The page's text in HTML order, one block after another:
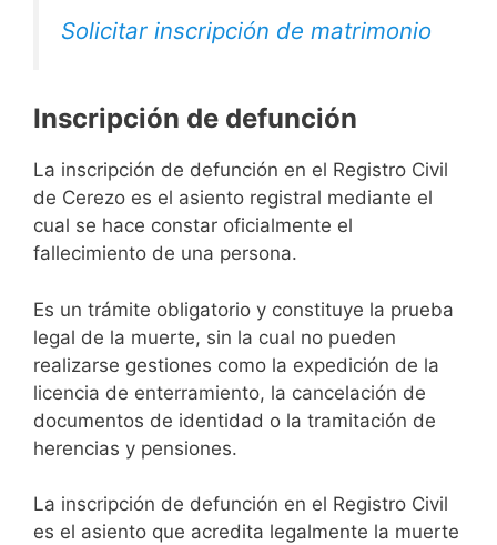
Solicitar inscripción de matrimonio
Inscripción de defunción
La inscripción de defunción en el Registro Civil
de Cerezo es el asiento registral mediante el
cual se hace constar oficialmente el
fallecimiento de una persona.
Es un trámite obligatorio y constituye la prueba
legal de la muerte, sin la cual no pueden
realizarse gestiones como la expedición de la
licencia de enterramiento, la cancelación de
documentos de identidad o la tramitación de
herencias y pensiones.
La inscripción de defunción en el Registro Civil
es el asiento que acredita legalmente la muerte